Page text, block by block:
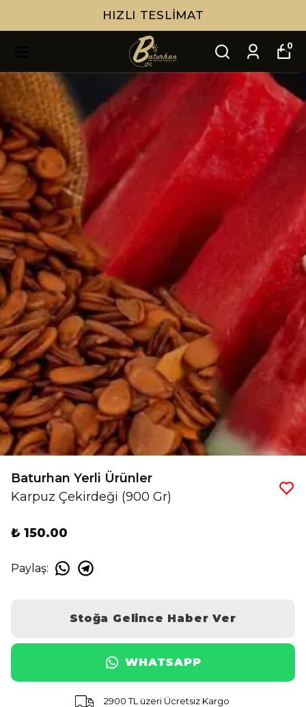
HIZLI TESLIMAT
0
Baturhan Yerli Ürünler
Karpuz Çekirdeği (900 Gr)
₺ 150.00
Paylaş:
Stoğa Gelince Haber Ver
WHATSAPP
2900 TL üzeri Ücretsiz Kargo